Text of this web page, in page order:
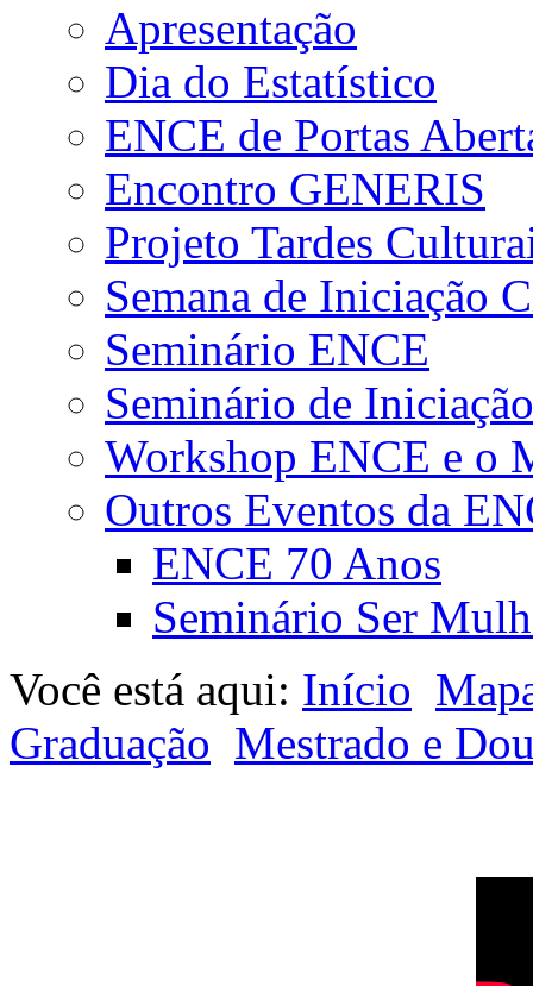
Apresentação
Dia do Estatístico
ENCE de Portas
Encontro GENERIS
Projeto Tardes
Semana de Iniciação
Seminário ENCE
Seminário de
Workshop ENCE e o
Outros Eventos da
ENCE 70 Anos
Seminário Ser
Você está aqui: Início
Graduação Mestrado e